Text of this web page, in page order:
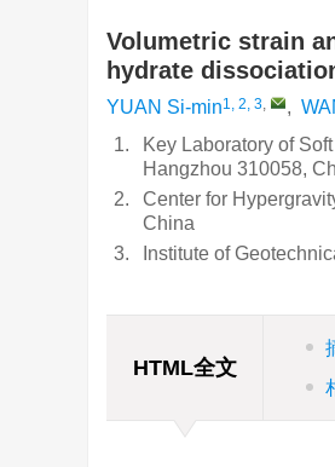
Volumetric strain
hydrate
YUAN Si-min1, 2, 3, ,
1.
Key Laboratory of
Hangzhou 310058,
2.
Center for
China
3.
Institute of
HTML全文